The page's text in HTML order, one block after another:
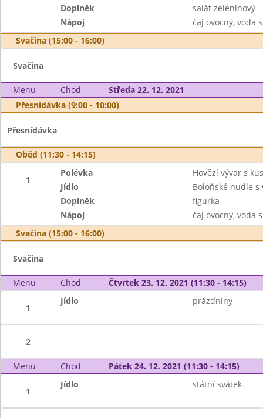
Doplněk
salát zeleninový
Nápoj
čaj ovocný, voda
Svačina (15:00 - 16:00)
Svačina
Menu Chod
Středa 22. 12. 2021
Přesnídávka (9:00 - 10:00)
Přesnídávka
Oběd (11:30 - 14:15)
1
Polévka
Hovězí vývar s
Jídlo
Boloňské nudle s
Doplněk
figurka
Nápoj
čaj ovocný, voda
Svačina (15:00 - 16:00)
Svačina
Menu Chod Čtvrtek 23. 12. 2021 (11:30 - 14:15)
1
Jídlo prázdniny
2
Menu Chod Pátek 24. 12. 2021 (11:30 - 14:15)
1
Jídlo státní svátek